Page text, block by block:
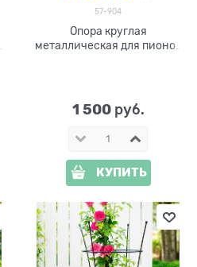
57-904
Опора круглая
металлическая для пионов
1 500 руб.
КУПИТЬ